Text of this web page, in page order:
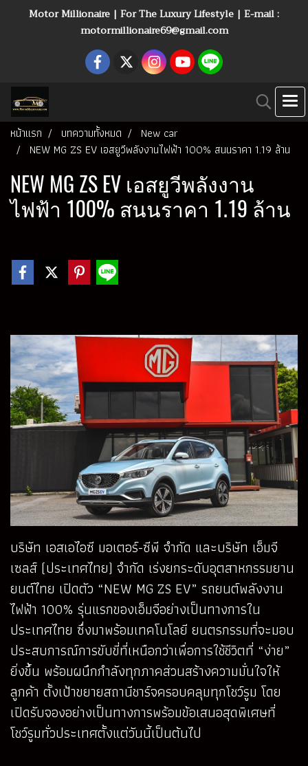
Motor Millionaire | For The Luxury Lifestyle | E-mail :
motormillionaire69@gmail.com
หน้าแรก บทความทั้งหมด
New car
NEW MG ZS EV เอสยูวีพลังงานไฟฟ้า 100% สนนราคา 1.19 ล้าน
NEW MG ZS EV เอสยูวีพลังงาน
ไฟฟ้า 100% สนนราคา 1.19 ล้าน
บริษัท เอสเอไอซี มอเตอร์-ซีพี จำกัด และบริษัท เอ็มจี
เซลส์ (ประเทศไทย) จำกัด เร่งยกระดับอุตสาหกรรมยาน
ยนต์ไทย เปิดตัว “NEW MG ZS EV” รถยนต์พลังงาน
ไฟฟ้า 100% รุ่นแรกของเอ็มจีอย่างเป็นทางการใน
ประเทศไทย ซึ่งมาพร้อมเทคโนโลยี ยนตรกรรมที่จะมอบ
ประสบการณ์การขับขี่ที่เหนือกว่าเพื่อการใช้ชีวิตที่ “ง่าย”
ยิ่งขึ้น พร้อมผนึกกำลังทุกภาคส่วนสร้างความมั่นใจให้
ลูกค้า ตั้งเป้าขยายสถานีชาร์จครอบคลุมทุกโชว์รูม โดย
เปิดรับจองอย่างเป็นทางการพร้อมข้อเสนอสุดพิเศษที่
โชว์รูมทั่วประเทศตั้งแต่วันนี้เป็นต้นไป